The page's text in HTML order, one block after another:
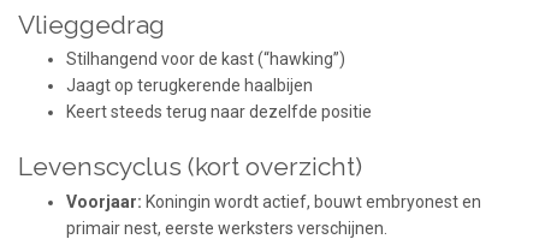
Vlieggedrag
Stilhangend voor de kast (“hawking”)
Jaagt op terugkerende haalbijen
Keert steeds terug naar dezelfde positie
Levenscyclus (kort overzicht)
Voorjaar: Koningin wordt actief, bouwt embryonest en
primair nest, eerste werksters verschijnen.